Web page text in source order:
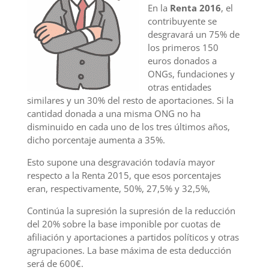
En la Renta 2016, el
contribuyente se
desgravará un 75% de
los primeros 150
euros donados a
ONGs, fundaciones y
otras entidades
similares y un 30% del resto de aportaciones. Si la
cantidad donada a una misma ONG no ha
disminuido en cada uno de los tres últimos años,
dicho porcentaje aumenta a 35%.
Esto supone una desgravación todavía mayor
respecto a la Renta 2015, que esos porcentajes
eran, respectivamente, 50%, 27,5% y 32,5%,
Continúa la supresión la supresión de la reducción
del 20% sobre la base imponible por cuotas de
afiliación y aportaciones a partidos políticos y otras
agrupaciones. La base máxima de esta deducción
será de 600€.